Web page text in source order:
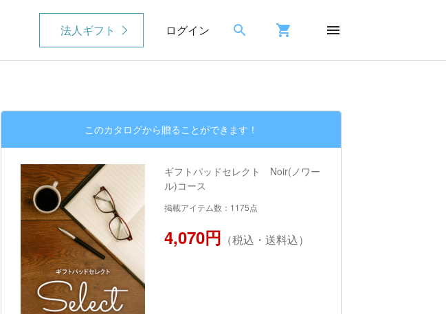
法人ギフト ログイン
このカタログから贈ることができます！
ギフトパッドセレクト Noir(ノワー
ル)コース
掲載アイテム数：1175点
4,070円 （税込・送料込）